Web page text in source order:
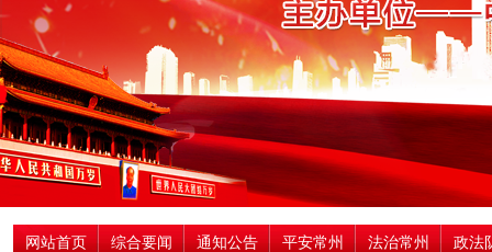
网站首页 综合要闻 通知公告 平安常州 法治常州 政法